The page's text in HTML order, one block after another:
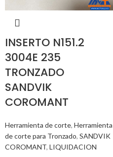
INSERTO N151.2
3004E 235
TRONZADO
SANDVIK
COROMANT
Herramienta de corte, Herramienta
de corte para Tronzado, SANDVIK
COROMANT, LIQUIDACION